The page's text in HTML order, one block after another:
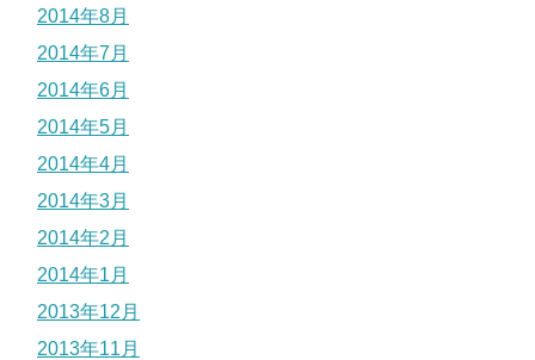
2014年8月
2014年7月
2014年6月
2014年5月
2014年4月
2014年3月
2014年2月
2014年1月
2013年12月
2013年11月